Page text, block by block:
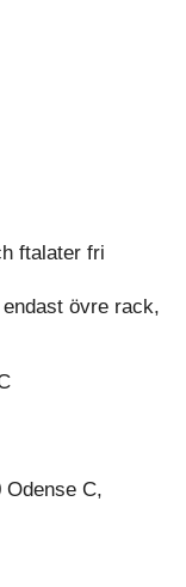
ftalater fri
övre rack,
Odense C,